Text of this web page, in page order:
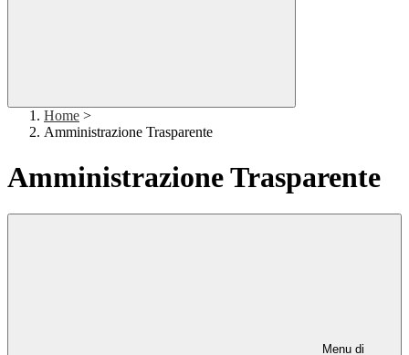
Home >
Amministrazione Trasparente
Amministrazione Trasparente
Menu di